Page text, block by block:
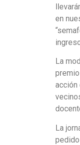
en
La
acción
La